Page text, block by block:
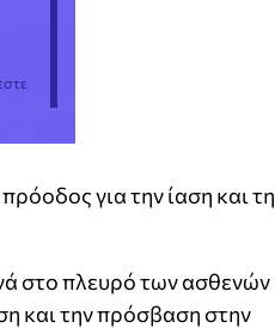
για την ίαση και τη
στο πλευρό των ασθενών
και την πρόσβαση στην